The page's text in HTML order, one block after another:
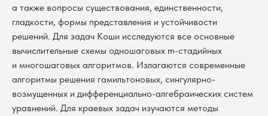
а также вопросы существования, единственности,
гладкости, формы представления и устойчивости
решений. Для задач Коши исследуются все основные
вычислительные схемы одношаговых m-стадийных
и многошаговых алгоритмов. Излагаются современные
алгоритмы решения гамильтоновых, сингулярно-
возмущенных и дифференциально-алгебраических систем
уравнений. Для краевых задач изучаются методы